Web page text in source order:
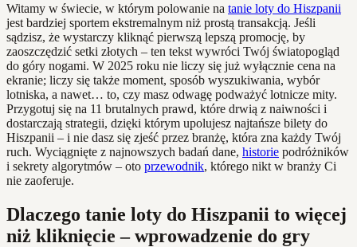
Witamy w świecie, w którym polowanie na tanie loty do Hiszpanii
jest bardziej sportem ekstremalnym niż prostą transakcją. Jeśli
sądzisz, że wystarczy kliknąć pierwszą lepszą promocję, by
zaoszczędzić setki złotych – ten tekst wywróci Twój światopogląd
do góry nogami. W 2025 roku nie liczy się już wyłącznie cena na
ekranie; liczy się także moment, sposób wyszukiwania, wybór
lotniska, a nawet… to, czy masz odwagę podważyć lotnicze mity.
Przygotuj się na 11 brutalnych prawd, które drwią z naiwności i
dostarczają strategii, dzięki którym upolujesz najtańsze bilety do
Hiszpanii – i nie dasz się zjeść przez branżę, która zna każdy Twój
ruch. Wyciągnięte z najnowszych badań dane, historie podróżników
i sekrety algorytmów – oto przewodnik, którego nikt w branży Ci
nie zaoferuje.
Dlaczego tanie loty do Hiszpanii to więcej
niż kliknięcie – wprowadzenie do gry